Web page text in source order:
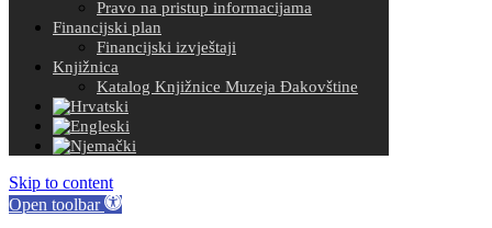
Pravo na pristup informacijama
Financijski plan
Financijski izvještaji
Knjižnica
Katalog Knjižnice Muzeja Đakovštine
Skip to content
Open toolbar